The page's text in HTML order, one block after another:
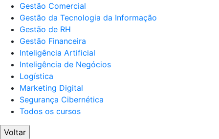
Gestão Comercial
Gestão da Tecnologia da Informação
Gestão de RH
Gestão Financeira
Inteligência Artificial
Inteligência de Negócios
Logística
Marketing Digital
Segurança Cibernética
Todos os cursos
Voltar